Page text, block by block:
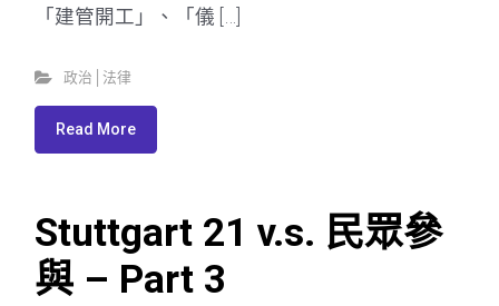
「建管開工」、「儀 […]
政治│法律
Read More
Stuttgart 21 v.s. 民眾參
與 – Part 3